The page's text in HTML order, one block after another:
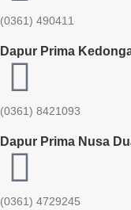
(0361) 490411​
Dapur Prima
(0361) 8421093
Dapur Prima Nusa
(0361) 4729245